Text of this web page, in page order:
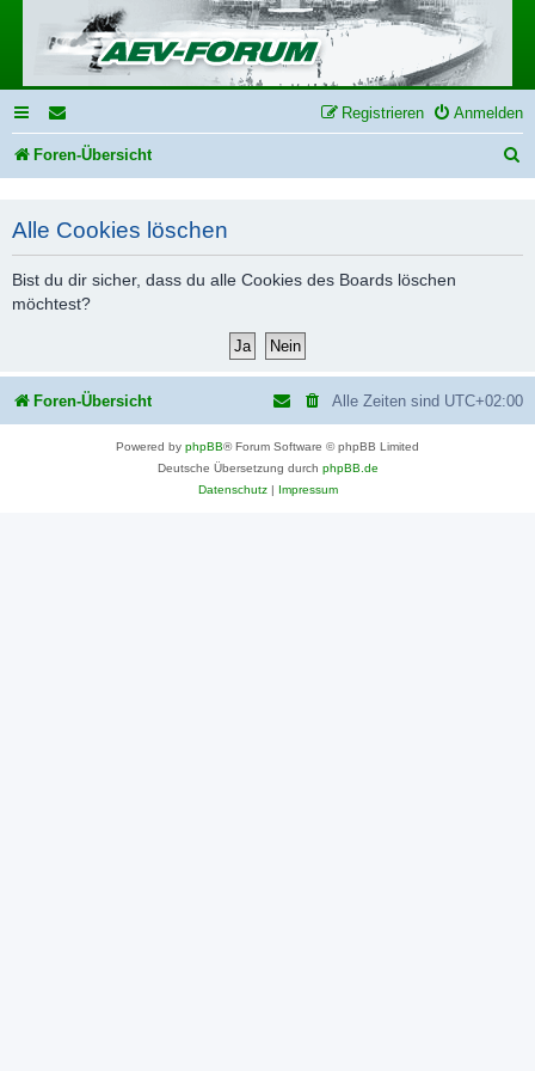
Anmelden
Registrieren
Foren-Übersicht
h
Alle Cookies löschen
Bist du dir sicher, dass du alle Cookies des Boards löschen
möchtest?
Foren-Übersicht Alle Zeiten sind UTC+02:00
Powered by phpBB® Forum Software © phpBB Limited
Deutsche Übersetzung durch phpBB.de
Datenschutz| Impressum